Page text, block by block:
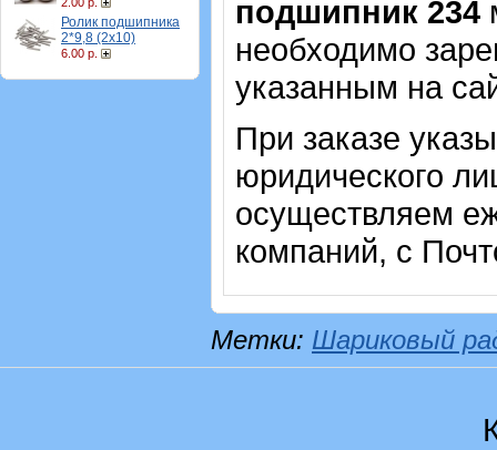
Ролик подшипника
2*9,8 (2х10)
6.00 р.
подшипник 234
необходимо
указанным на
При заказе
юридического
осуществляем
компаний, с
Метки: Шариковый